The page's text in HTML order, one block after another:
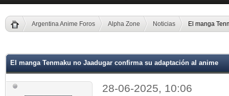
Argentina Anime Foros Alpha Zone Noticias El manga
El manga Tenmaku no Jaadugar confirma su adaptación al anime
28-06-2025, 10:06